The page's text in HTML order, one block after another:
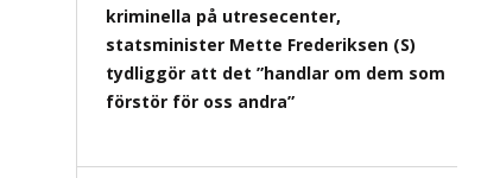
kriminella på utresecenter,
statsminister Mette Frederiksen (S)
tydliggör att det ”handlar om dem som
förstör för oss andra”